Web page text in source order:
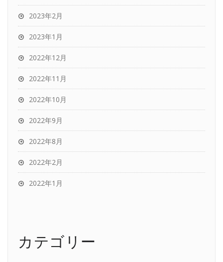
2023年2月
2023年1月
2022年12月
2022年11月
2022年10月
2022年9月
2022年8月
2022年2月
2022年1月
カテゴリー